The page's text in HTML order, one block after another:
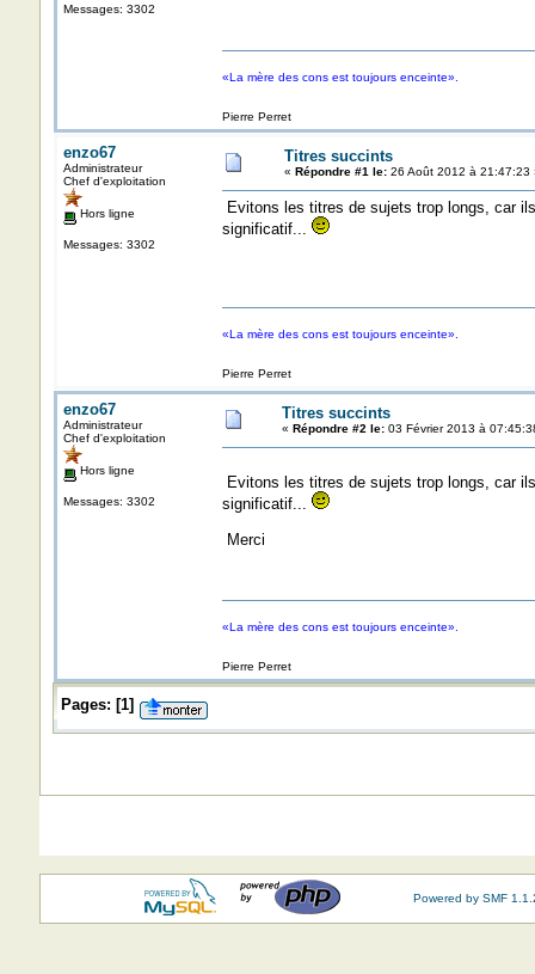
Messages: 3302
«La mère des cons est toujours enceinte».
Pierre Perret
enzo67
Administrateur
Chef d'exploitation
Hors ligne
Messages: 3302
Titres succints
« Répondre #1 le:26 Août 2012 à 21:47:23
Evitons les titres de sujets trop longs, car
significatif...
«La mère des cons est toujours enceinte».
Pierre Perret
enzo67
Administrateur
Chef d'exploitation
Hors ligne
Messages: 3302
Titres succints
« Répondre #2 le:03 Février 2013 à
Evitons les titres de sujets trop longs, car
significatif...
Merci
«La mère des cons est toujours enceinte».
Pierre Perret
Pages: [1]
Powered by SMF